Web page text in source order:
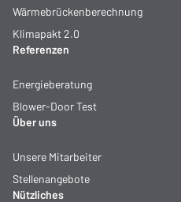
Wärmebrückenberechnung
Klimapakt 2.0
Referenzen
Energieberatung
Blower-Door Test
Über uns
Unsere Mitarbeiter
Stellenangebote
Nützliches